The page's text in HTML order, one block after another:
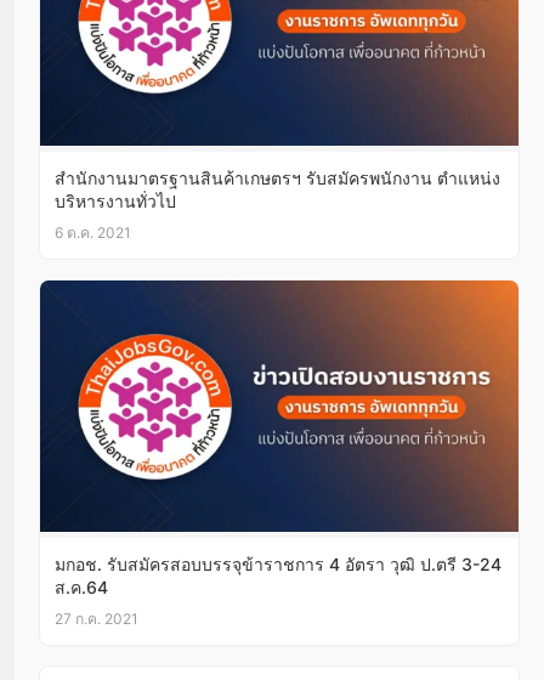
สำนักงานมาตรฐานสินค้าเกษตรฯ รับสมัครพนักงาน ตำแหน่ง
บริหารงานทั่วไป
6 ต.ค. 2021
มกอช. รับสมัครสอบบรรจุข้าราชการ 4 อัตรา วุฒิ ป.ตรี 3-24
ส.ค.64
27 ก.ค. 2021